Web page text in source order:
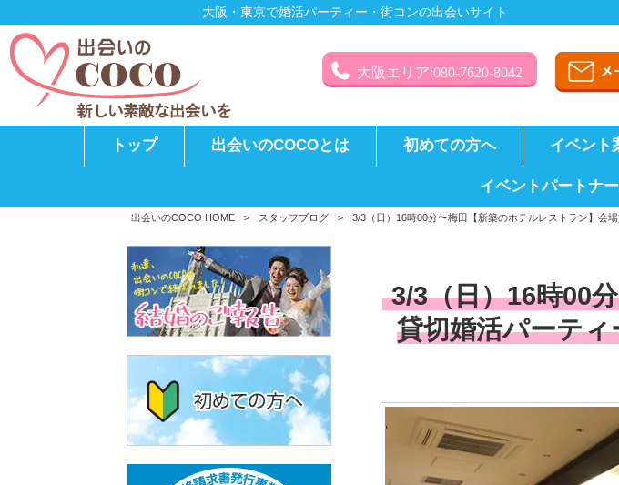
大阪・東京で婚活パーティー・街コンの出会いサイト
大阪エリア:080-7620-8042
トップ 出会いのCOCOとは 初めての方へ イベント
イベントパートナ
出会いのCOCO HOME > スタッフブログ > 3/3（日）16時00分〜梅田【新築のホテルレストラン】会
3/3（日）16時00
貸切婚活パーティ